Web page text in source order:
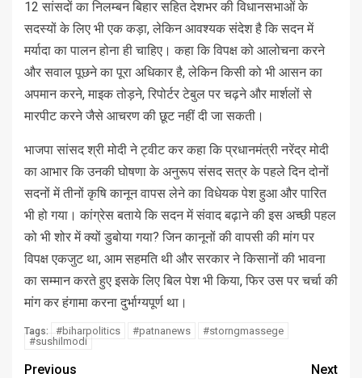
12 सांसदों का निलम्बन बिहार सहित देशभर की विधानसभाओं के
सदस्यों के लिए भी एक कड़ा, लेकिन आवश्यक संदेश है कि सदन में
मर्यादा का पालन होना ही चाहिए। कहा कि विपक्ष को आलोचना करने
और सवाल पूछने का पूरा अधिकार है, लेकिन किसी को भी आसन का
अपमान करने, माइक तोड़ने, रिपोर्टर टेबुल पर चढ़ने और मार्शलों से
मारपीट करने जैसे आचरण की छूट नहीं दी जा सकती।
भाजपा सांसद श्री मोदी ने ट्वीट कर कहा कि प्रधानमंत्री नरेंद्र मोदी
का आभार कि उनकी घोषणा के अनुरूप संसद सत्र के पहले दिन दोनों
सदनों में तीनों कृषि कानून वापस लेने का विधेयक पेश हुआ और पारित
भी हो गया। कांग्रेस बताये कि सदन में संवाद बढ़ाने की इस अच्छी पहल
को भी शोर में क्यों डुबोया गया? जिन कानूनों की वापसी की मांग पर
विपक्ष एकजुट था, आम सहमति थी और सरकार ने किसानों की भावना
का सम्मान करते हुए इसके लिए बिल पेश भी किया, फिर उस पर चर्चा की
मांग कर हंगामा करना दुर्भाग्यपूर्ण था।
Tags: #biharpolitics #patnanews
#storngmassege
#sushilmodi
Previous
Next